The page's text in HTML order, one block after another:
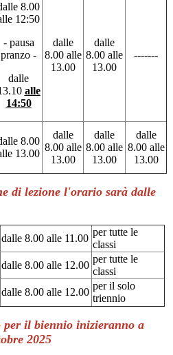
8.00
12:50
- pausa
pranzo -
dalle
alle
14:50
dalle
8.00 alle
13.00
dalle
8.00 alle
13.00
-------
8.00
13.00
dalle
8.00 alle
13.00
dalle
8.00 alle
13.00
dalle
8.00 alle
13.00
di lezione l'orario sarà dalle
dalle 8.00 alle 11.00
per tutte le
classi
dalle 8.00 alle 12.00
per tutte le
classi
dalle 8.00 alle 12.00
per il solo
triennio
per il biennio inizieranno a
2025